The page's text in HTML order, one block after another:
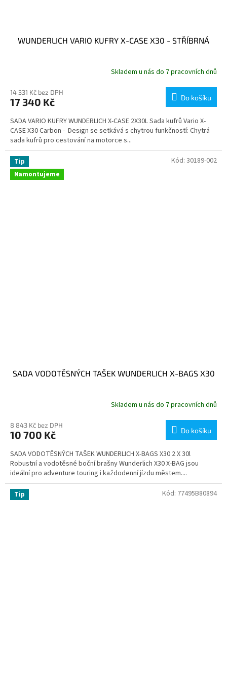
WUNDERLICH VARIO KUFRY X-CASE X30 - STŘÍBRNÁ
Skladem u nás do 7 pracovních dnů
14 331 Kč bez DPH
17 340 Kč Do košíku
SADA VARIO KUFRY WUNDERLICH X-CASE 2X30L Sada kufrů Vario X-
CASE X30 Carbon - Design se setkává s chytrou funkčností: Chytrá
sada kufrů pro cestování na motorce s...
Tip
Namontujeme
SADA VODOTĚSNÝCH TAŠEK WUNDERLICH X-BAGS X30
Skladem u nás do 7 pracovních dnů
8 843 Kč bez DPH
10 700 Kč Do košíku
SADA VODOTĚSNÝCH TAŠEK WUNDERLICH X-BAGS X30 2 X 30l
Robustní a vodotěsné boční brašny Wunderlich X30 X-BAG jsou
ideální pro adventure touring i každodenní jízdu městem....
Kód: 30189-002
Tip Kód: 77495B80894